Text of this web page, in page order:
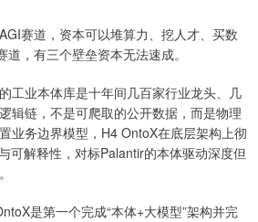
赛道，资本可以堆算力、挖人才、买数
，有三个壁垒资本无法速成。
工业本体库是十年间几百家行业龙头、几
辑链，不是可爬取的公开数据，而是物理
业务边界模型，H4 OntoX在底层架构上彻
可解释性，对标Palantir的本体驱动深度但
是第一个完成“本体+大模型”架构并完